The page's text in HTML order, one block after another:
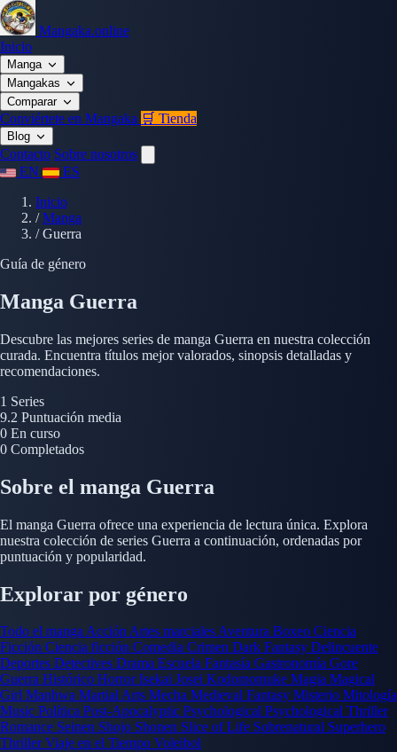
Mangaka.online
Inicio
Manga
Mangakas
Comparar
Conviértete en Mangaka 🛒 Tienda
Blog
Contacto Sobre nosotros
EN
ES
Inicio
/ Manga
/ Guerra
Guía de género
Manga Guerra
Descubre las mejores series de manga Guerra en nuestra colección
curada. Encuentra títulos mejor valorados, sinopsis detalladas y
recomendaciones.
1 Series
9.2 Puntuación media
0 En curso
0 Completados
Sobre el manga Guerra
El manga Guerra ofrece una experiencia de lectura única. Explora
nuestra colección de series Guerra a continuación, ordenadas por
puntuación y popularidad.
Explorar por género
Todo el mangaAcciónArtes marcialesAventura Boxeo Ciencia
Ficción Ciencia ficción Comedia Crimen Dark Fantasy Delincuente
Deportes Detectives Drama Escuela Fantasía Gastronomía Gore
Guerra Histórico HorrorIsekai Josei Kodomomuke Magia Magical
Girl Manhwa Martial Arts Mecha Medieval Fantasy Misterio Mitología
Music Política Post-Apocalyptic Psychological Psychological Thriller
Romance Seinen Shojo Shonen Slice of Life Sobrenatural Superhero
ThrillerViaje en el Tiempo Voleibol